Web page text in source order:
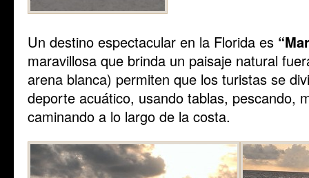
Un destino espectacular en la Florida es
maravillosa que brinda un paisaje natural
arena blanca) permiten que los turistas se
deporte acuático, usando tablas, pescando,
caminando a lo largo de la costa.